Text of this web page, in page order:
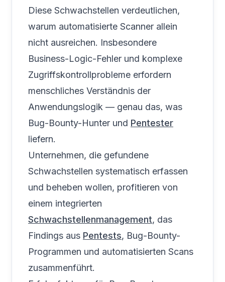
Diese Schwachstellen verdeutlichen,
warum automatisierte Scanner allein
nicht ausreichen. Insbesondere
Business-Logic-Fehler und komplexe
Zugriffskontrollprobleme erfordern
menschliches Verständnis der
Anwendungslogik — genau das, was
Bug-Bounty-Hunter und Pentester
liefern.
Unternehmen, die gefundene
Schwachstellen systematisch erfassen
und beheben wollen, profitieren von
einem integrierten
Schwachstellenmanagement, das
Findings aus Pentests, Bug-Bounty-
Programmen und automatisierten Scans
zusammenführt.